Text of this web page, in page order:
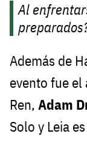
Al
Además de
evento fue
Ren, Adam
Solo y Leia